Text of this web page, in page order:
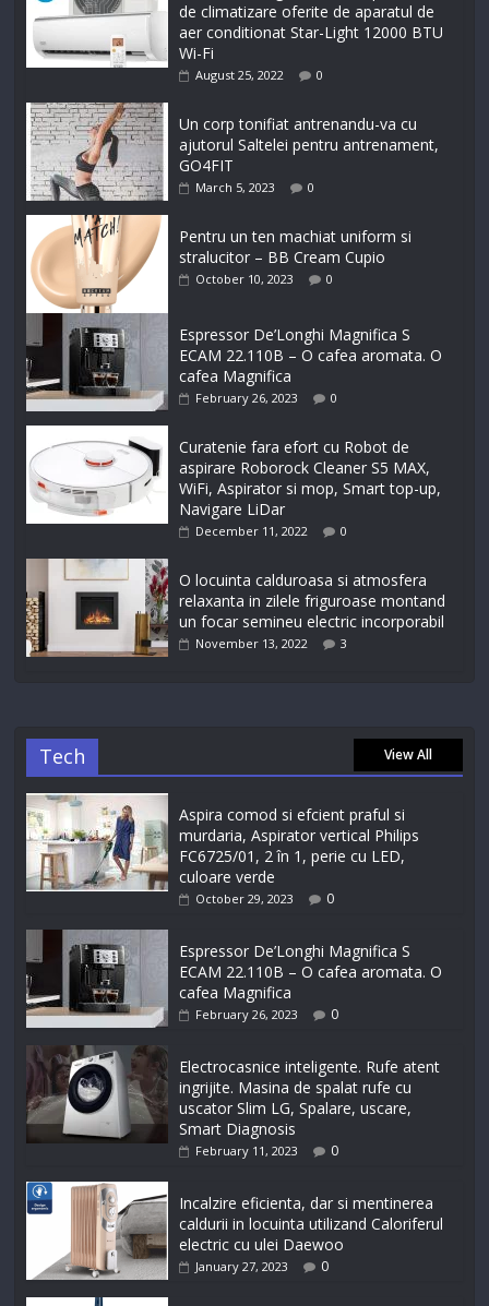
de climatizare oferite de aparatul de
aer conditionat Star-Light 12000 BTU
Wi-Fi
August 25, 2022 0
Un corp tonifiat antrenandu-va cu
ajutorul Saltelei pentru antrenament,
GO4FIT
March 5, 2023 0
Pentru un ten machiat uniform si
stralucitor – BB Cream Cupio
October 10, 2023 0
Espressor De’Longhi Magnifica S
ECAM 22.110B – O cafea aromata. O
cafea Magnifica
February 26, 2023 0
Curatenie fara efort cu Robot de
aspirare Roborock Cleaner S5 MAX,
WiFi, Aspirator si mop, Smart top-up,
Navigare LiDar
December 11, 2022 0
O locuinta calduroasa si atmosfera
relaxanta in zilele friguroase montand
un focar semineu electric incorporabil
November 13, 2022 3
Tech View All
Aspira comod si efcient praful si
murdaria, Aspirator vertical Philips
FC6725/01, 2 în 1, perie cu LED,
culoare verde
October 29, 2023 0
Espressor De’Longhi Magnifica S
ECAM 22.110B – O cafea aromata. O
cafea Magnifica
February 26, 2023 0
Electrocasnice inteligente. Rufe atent
ingrijite. Masina de spalat rufe cu
uscator Slim LG, Spalare, uscare,
Smart Diagnosis
February 11, 2023 0
Incalzire eficienta, dar si mentinerea
caldurii in locuinta utilizand Caloriferul
electric cu ulei Daewoo
January 27, 2023 0